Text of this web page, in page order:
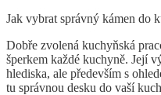
Jak vybrat správný kámen do
Dobře zvolená kuchyňská
šperkem každé kuchyně. Její
hlediska, ale především s
tu správnou desku do vaší